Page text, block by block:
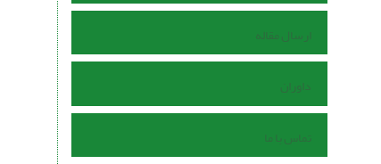
ارسال مقاله
داوران
تماس با ما